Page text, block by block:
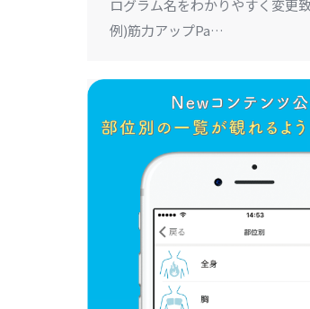
ログラム名をわかりやすく変更
例)筋力アップPa…